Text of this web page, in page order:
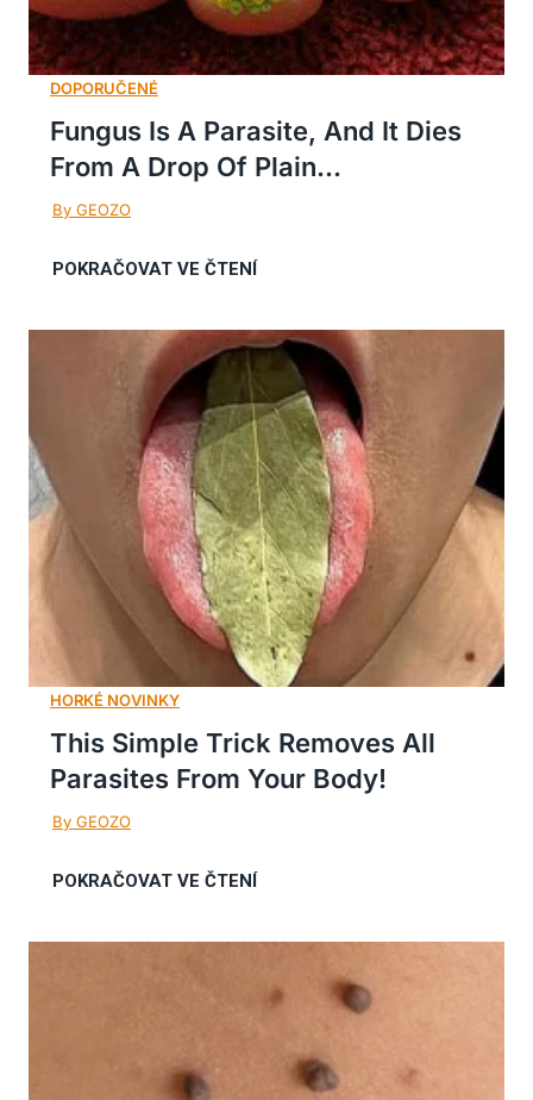
Fungus Is A Parasite, And It Dies
From A Drop Of Plain...
This Simple Trick Removes All
Parasites From Your Body!